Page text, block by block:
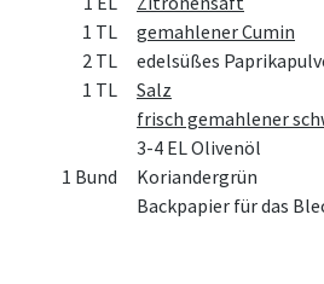
1 TL
gemahlener Cumin
2 TL
edelsüßes
1 TL
Salz
frisch gemahlener
3-4 EL Olivenöl
1 Bund
Koriandergrün
Backpapier für das